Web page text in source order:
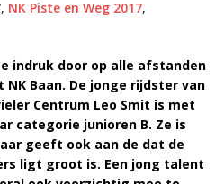
NK Piste en Weg 2017,
indruk door op alle afstanden
Baan. De jonge rijdster van
Centrum Leo Smit is met
categorie junioren B. Ze is
geeft ook aan de dat de
ligt groot is. Een jong talent